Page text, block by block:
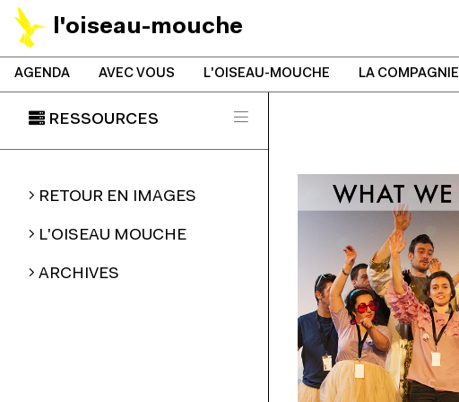
l'oiseau-mouche
AGENDA AVEC VOUS L'OISEAU-MOUCHE LA COMPAGNIE
RESSOURCES
RETOUR EN IMAGES
L'OISEAU MOUCHE
ARCHIVES